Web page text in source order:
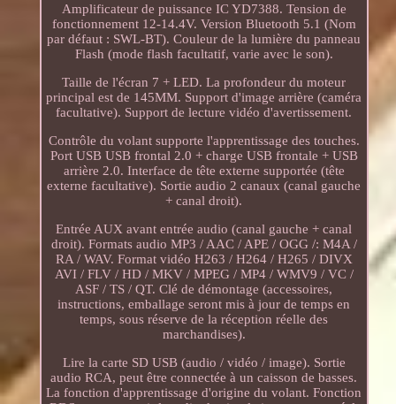
Amplificateur de puissance IC YD7388. Tension de
fonctionnement 12-14.4V. Version Bluetooth 5.1 (Nom
par défaut : SWL-BT). Couleur de la lumière du panneau
Flash (mode flash facultatif, varie avec le son).
Taille de l'écran 7 + LED. La profondeur du moteur
principal est de 145MM. Support d'image arrière (caméra
facultative). Support de lecture vidéo d'avertissement.
Contrôle du volant supporte l'apprentissage des touches.
Port USB USB frontal 2.0 + charge USB frontale + USB
arrière 2.0. Interface de tête externe supportée (tête
externe facultative). Sortie audio 2 canaux (canal gauche
+ canal droit).
Entrée AUX avant entrée audio (canal gauche + canal
droit). Formats audio MP3 / AAC / APE / OGG /: M4A /
RA / WAV. Format vidéo H263 / H264 / H265 / DIVX
AVI / FLV / HD / MKV / MPEG / MP4 / WMV9 / VC /
ASF / TS / QT. Clé de démontage (accessoires,
instructions, emballage seront mis à jour de temps en
temps, sous réserve de la réception réelle des
marchandises).
Lire la carte SD USB (audio / vidéo / image). Sortie
audio RCA, peut être connectée à un caisson de basses.
La fonction d'apprentissage d'origine du volant. Fonction